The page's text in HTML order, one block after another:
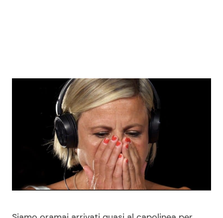
News Musica
News Spettacolo
Benessere
Casa
Moda e Style
Cucina e Ricette
Consigli di Cucina
Dolci